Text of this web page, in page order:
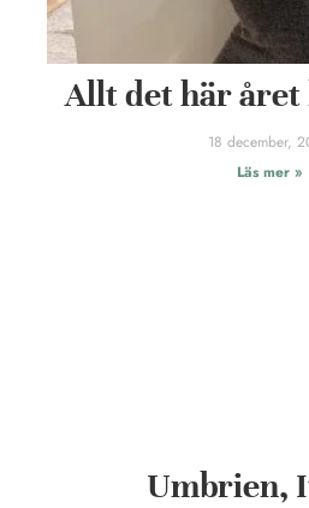
Allt det här året
18 december,
Läs mer »
Umbrien,